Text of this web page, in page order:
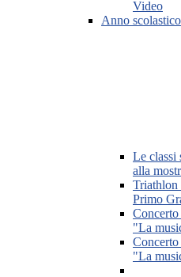
Video
Anno
Le classi
alla
Triathlon
Primo
"La
"La